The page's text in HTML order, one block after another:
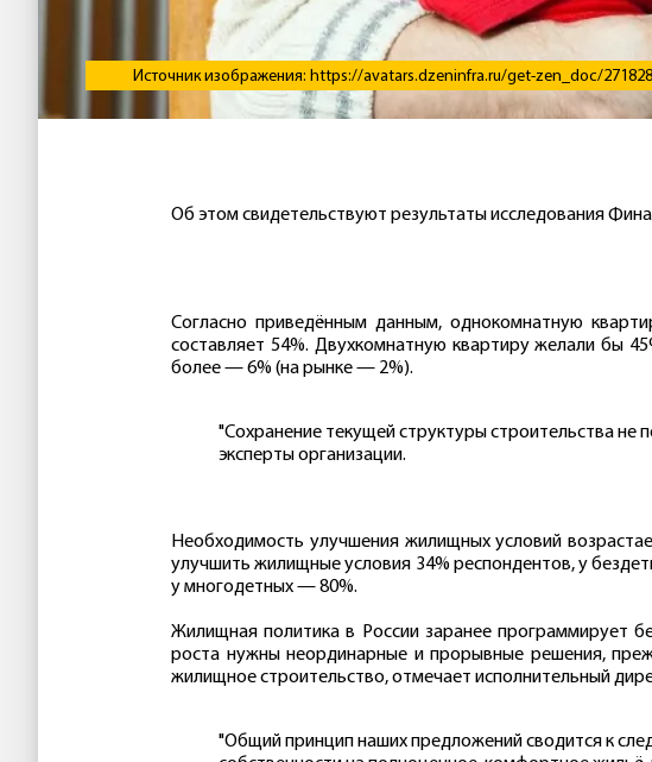
Источник изображения: https://avatars.dzeninfra.ru/get-zen_doc/
Об этом свидетельствуют результаты исследования
Согласно приведённым данным, однокомнатную
составляет 54%. Двухкомнатную квартиру желали бы
более — 6% (на рынке — 2%).
"Сохранение текущей структуры строительства не
эксперты организации.
Необходимость улучшения жилищных условий
улучшить жилищные условия 34% респондентов, у
у многодетных — 80%.
Жилищная политика в России заранее программирует
роста нужны неординарные и прорывные решения,
жилищное строительство, отмечает исполнительный
"Общий принцип наших предложений сводится к